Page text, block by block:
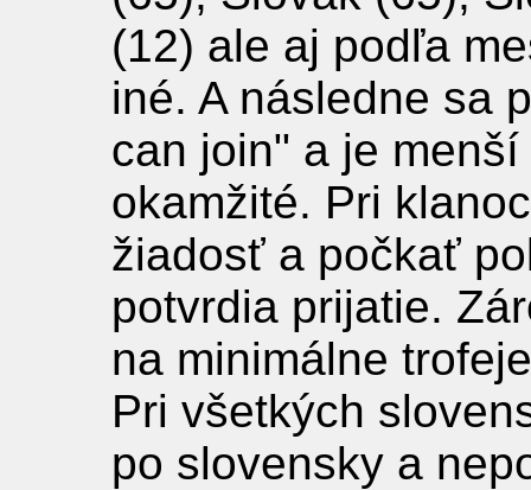
(12) ale aj podľa
iné. A následne sa
can join" a je
okamžité. Pri
žiadosť a počkať
potvrdia prijatie.
na minimálne
Pri všetkých
po slovensky a